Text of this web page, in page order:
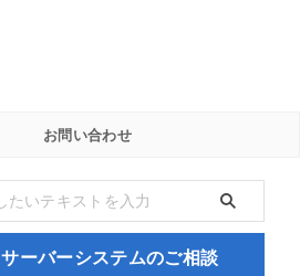
お問い合わせ
サーバーシステムのご相談